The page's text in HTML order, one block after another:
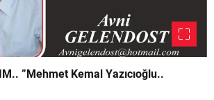
“HER KENT’E LAZIM.. ”Mehmet Kemal Yazıcıoğlu..